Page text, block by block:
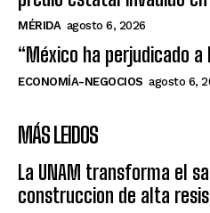
MÉRIDA agosto 6, 2026
“México ha perjudicado a
ECONOMÍA-NEGOCIOS agosto 6,
MÁS LEIDOS
La UNAM transforma el
construccion de alta